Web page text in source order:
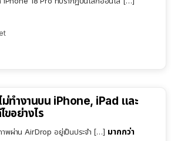
ทำงานบน iPhone, iPad และ
อย่างไร
พผ่าน AirDrop อยู่เป็นประจำ […] มากกว่า